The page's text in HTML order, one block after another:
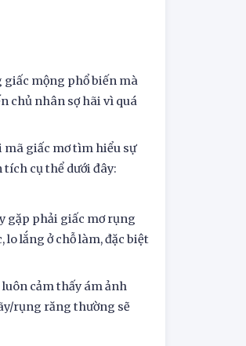
mộng phổ biến mà
chủ nhân sợ hãi vì quá
mã giấc mơ tìm hiểu sự
cụ thể dưới đây:
gặp phải giấc mơ rụng
lắng ở chỗ làm, đặc biệt
cảm thấy ám ảnh
rụng răng thường sẽ